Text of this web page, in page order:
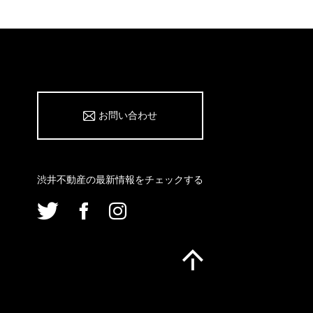
お問い合わせ
渋井不動産の最新情報をチェックする